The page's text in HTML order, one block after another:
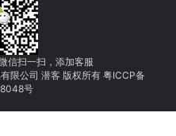
信扫一扫，添加客服
限公司 潜客 版权所有 粤ICCP备
号